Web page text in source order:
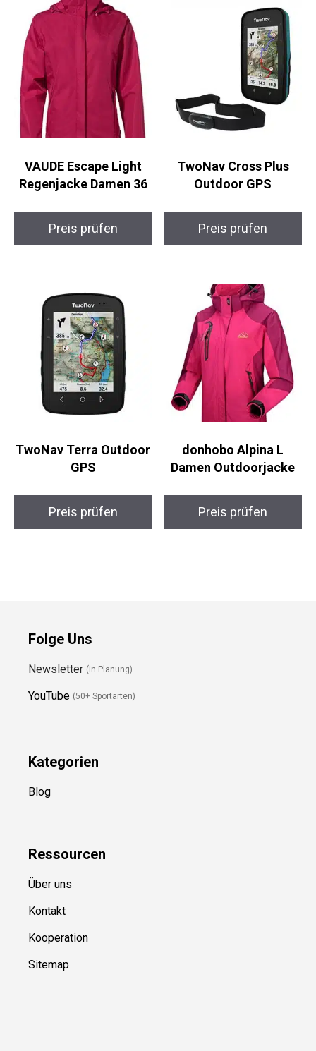
Regenjacke Damen 36
Preis prüfen
Outdoor GPS
Preis prüfen
Outdoor GPS
Damen Outdoorjacke
Newsletter
YouTube (50+ Sportarten)
Blog
Über uns
Kontakt
Kooperation
Sitemap